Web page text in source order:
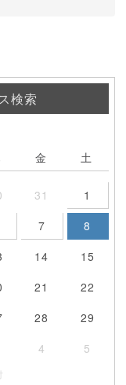
検索
金 土
31
1
7
8
14
15
21
22
28
29
4 5